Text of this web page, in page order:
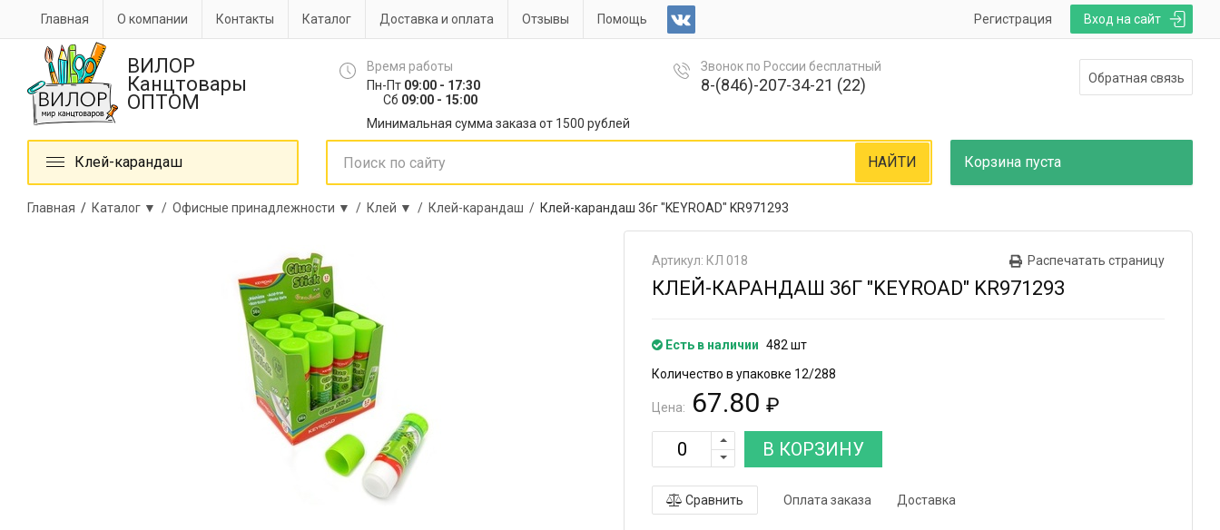
Вход на сайт
Регистрация
Главная О компании Контакты Каталог Доставка и оплата Отзывы Помощь
ВИЛОР
Канцтовары
ОПТОМ
Время работы
Пн-Пт 09:00 - 17:30
Сб 09:00 - 15:00
Минимальная сумма заказа от 1500 рублей
Звонок по России бесплатный
8-(846)-207-34-21 (22) Обратная связь
Клей-карандаш Корзина пуста
НАЙТИ
Главная / Каталог ▼ / Офисные принадлежности ▼ / Клей ▼ / Клей-карандаш / Клей-карандаш 36г "KEYROAD" KR971293
Распечатать страницу
Артикул: КЛ 018
КЛЕЙ-КАРАНДАШ 36Г "KEYROAD" KR971293
Есть в наличии 482 шт
Количество в упаковке 12/288
Цена: 67.80 ₽
В КОРЗИНУ
Сравнить Оплата заказа Доставка